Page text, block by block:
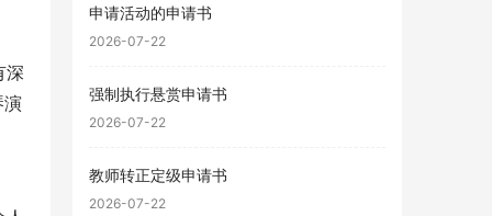
深
演
申请活动的申请书
2026-07-22
强制执行悬赏申请书
2026-07-22
教师转正定级申请书
2026-07-22